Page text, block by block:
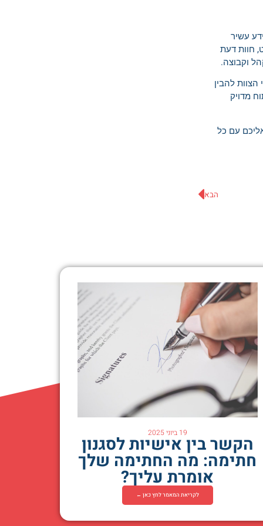
עשיר
חוות דעת
וקבוצה.
להבין
מדויק
עם כל
הבא
19 ביוני 2025
הקשר בין אישיות לסגנון
חתימה: מה החתימה שלך
אומרת עליך?
לקריאת המאמר לחץ כאן ←